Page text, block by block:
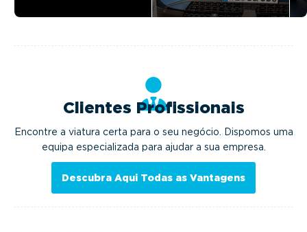
Clientes Profissionais
Encontre a viatura certa para o seu negócio. Dispomos uma
equipa especializada para ajudar a sua empresa.
Descubra Aqui Todas as Vantagens